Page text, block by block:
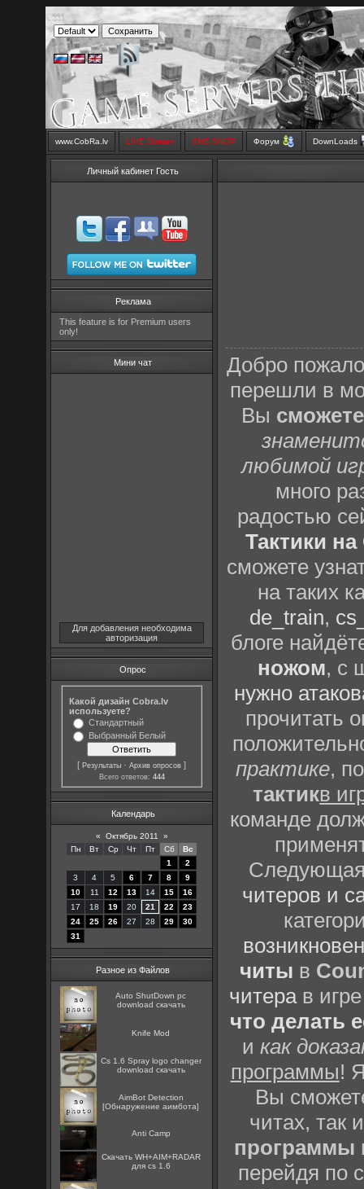
www.CobRa.lv LIVE Stream SMS SHOP Форум DownLoads
Личный кабинет Гость
Реклама
This feature is for Premium users
only!
Мини чат
Для добавления необходима
авторизация
Опрос
Какой дизайн Cobra.lv
используете?
Стандартный
Выбранный Белый
[Результаты ·Архив опросов ]
Всего ответов: 444
Календарь
« Октябрь 2011
»
Пн
Вт Ср Чт Пт Сб
Вс
1
2
3
4 5 6 7 8
9
10
11 12 13 14 15
16
17
18 19 20 21 22
23
24
25 26 27 28 29
30
31
Разное из Файлов
Auto ShutDown pc
download скачать
Knife Mod
Cs 1.6 Spray logo changer
download скачать
AimBot Detection
[Обнаружение аимбота]
Anti Camp
Скачать WH+AIM+RADAR
для cs 1.6
Добро
перешли в
Вы
любимой
много
радостью
Тактики
сможете
на таких
de_train,
блоге
ножом, с
нужно
прочитать
практике,
тактикв
команде
Следующая
читеров и
читы в
читерав
что делать
икак
программы!
Вы
читах, так
программы
перейдя по